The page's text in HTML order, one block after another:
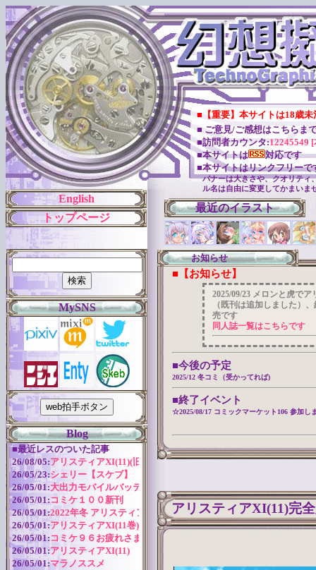
English
トップページ
■【重要】本サイトは18歳
■ ご意見/ご感想はこちらま
■訪問者カウンタ:12245549
■本サイトは
対応です
■本サイトはリンクフリーで
バナーは大きさや、クオリティ
ル名は自由に変更してかまいま
最近のイラスト
MySNS
Blog
■最近レスのついた記事
26/08/05:アリスティアXI(11)(旧版)
26/05/23:シェリー【スケブ】
26/05/01:大出力モバイルバッテリー
26/05/01:コミケ１００新刊
26/05/01:2022年冬 アリスティアシリーズ今後の予定
26/05/01:アリスティアXI(11巻) 作成近況
26/05/01: コミケ９６お疲れさまでした！
26/05/01:アリスティアXI(11)
26/05/01:マラノススメ
お知らせ
■【お知らせ】
2025/09/23 メロンと虎で
（既刊は追加しました）
売です
同人誌一覧はこちらです
■今後の予定
2025/12 冬コミ（受かってれば)
■終了イベント
☆2025/08/17 コミックマーケット106 参加し
アリスティアXI(11)完